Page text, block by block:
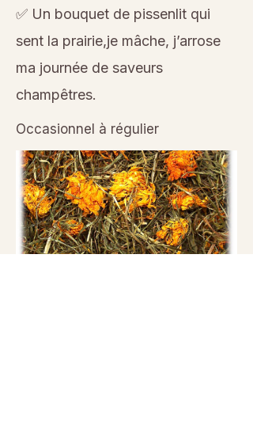
✅ Un bouquet de pissenlit qui
sent la prairie,je mâche, j’arrose
ma journée de saveurs
champêtres.
Occasionnel à régulier